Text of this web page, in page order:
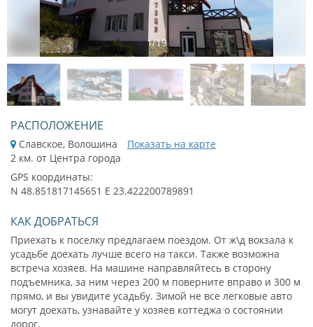
1/19
РАСПОЛОЖЕНИЕ
Славское, Волошина
Показать на карте
2 км. от Центра города
GPS координаты:
N 48.851817145651 E 23.422200789891
КАК ДОБРАТЬСЯ
Приехать к поселку предлагаем поездом. От ж\д вокзала к
усадьбе доехать лучше всего на такси. Также возможна
встреча хозяев. На машине направляйтесь в сторону
подъемника, за ним через 200 м поверните вправо и 300 м
прямо, и вы увидите усадьбу. Зимой не все легковые авто
могут доехать, узнавайте у хозяев коттеджа о состоянии
дорог.